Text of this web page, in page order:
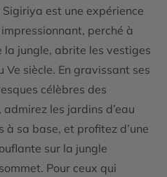
Sigiriya est une expérience
perché à
jungle, abrite les vestiges
Ve siècle. En gravissant ses
célèbres des
les jardins d’eau
sa base, et profitez d’une
sur la jungle
Pour ceux qui